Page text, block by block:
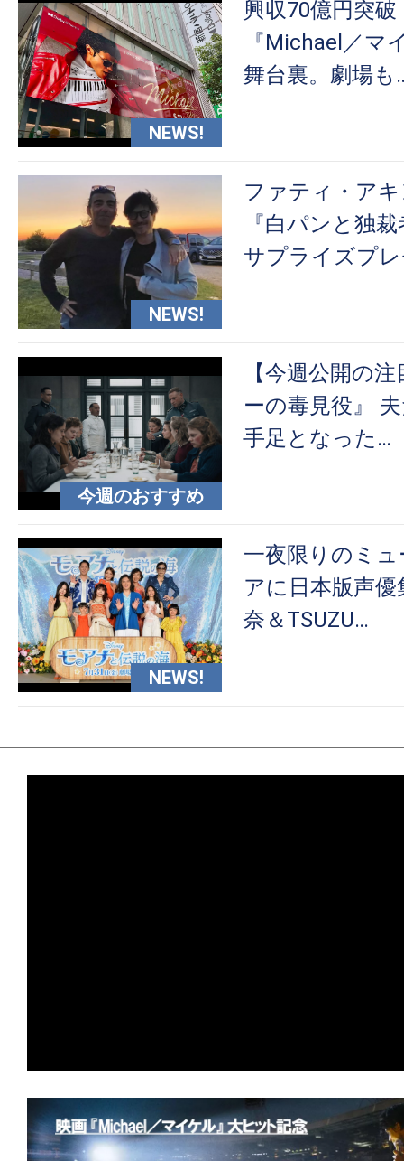
NEWS!
興収70億円突破
『Michael／マ
舞台裏。劇場も
NEWS!
ファティ・ア
『白パンと独
サプライズプ
今週のおすすめ
【今週公開の
ーの毒見役』
手足となった…
NEWS!
一夜限りのミ
アに日本版声
奈＆TSUZU…